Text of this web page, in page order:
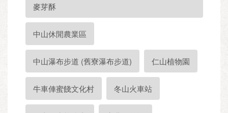
麥芽酥
中山休閒農業區
中山瀑布步道 (舊寮瀑布步道) 仁山植物園
牛車俥蜜餞文化村 冬山火車站